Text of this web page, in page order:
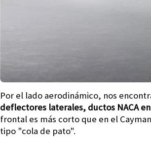
Por el lado aerodinámico, nos
deflectores laterales, ductos NACA
frontal es más corto que en el
tipo "cola de pato".